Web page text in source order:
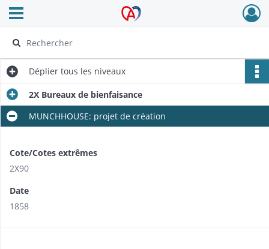
Archives Alsace - Colmar
Ouvrir le menu déroulant
Déplier tous les niveaux
2X Bureaux de bienfaisance
MUNCHHOUSE: projet de création
Cote/Cotes extrêmes
2X90
Date
1858